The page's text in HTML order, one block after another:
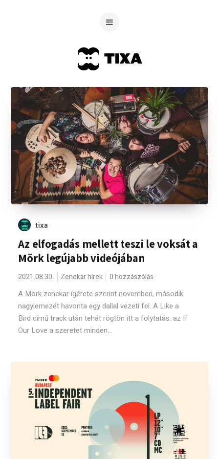
tixa
Az elfogadás mellett teszi le voksát a
Mörk legújabb videójában
2021.08.30. Zenekar hírek 0 hozzászólás
A Mörk zenekar ígérete szerint novemberi, második
nagylemezét havonta egy dallal vezeti fel. A Like a
Bird című track után tehát rögtön itt a folytatás: az If
Our Love a szeretet minden...